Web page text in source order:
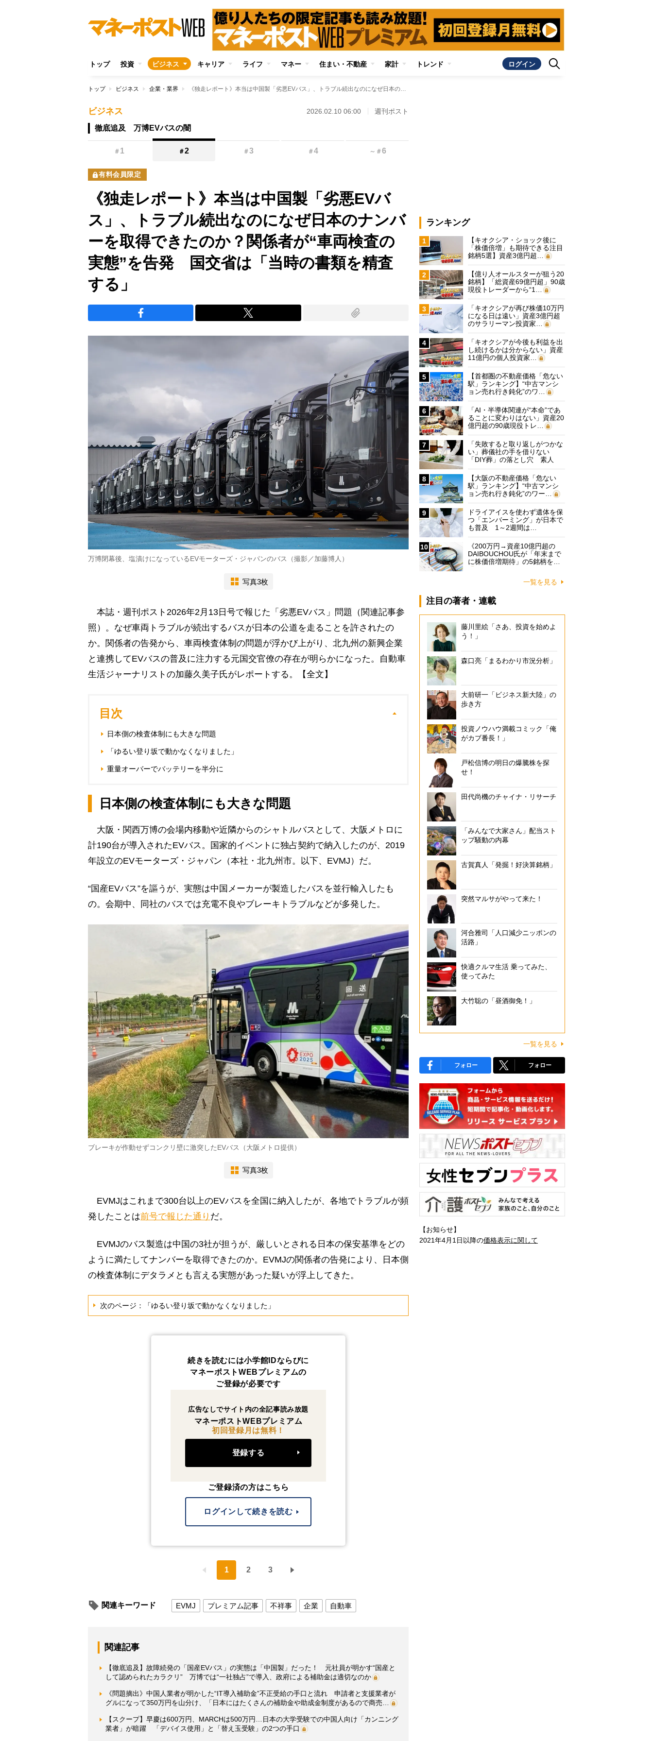
トップ 投資 ビジネス キャリア ライフ マネー 住まい・不動産 家計 トレンド ログイン
トップ ビジネス 企業・業界 《独走レポート》本当は中国製「劣悪EVバス」、トラブル続出なのになぜ日本のナンバーを取得できたのか？関係者が“車両検査の実態”を告発 国交省は「当時の書類を精査する」
ビジネス 2026.02.10 06:00 週刊ポスト
徹底追及 万博EVバスの闇
＃ 1 ＃2 ＃3 ＃4 ～ ＃6
有料会員限定
《独走レポート》本当は中国製「劣悪EVバ
ス」、トラブル続出なのになぜ日本のナンバ
ーを取得できたのか？関係者が“車両検査の
実態”を告発 国交省は「当時の書類を精査
する」
万博閉幕後、塩漬けになっているEVモーターズ・ジャパンのバス（撮影／加藤博人）
写真3枚
本誌・週刊ポスト2026年2月13日号で報じた「劣悪EVバス」問題（関連記事参
照）。なぜ車両トラブルが続出するバスが日本の公道を走ることを許されたの
か。関係者の告発から、車両検査体制の問題が浮かび上がり、北九州の新興企業
と連携してEVバスの普及に注力する元国交官僚の存在が明らかになった。自動車
生活ジャーナリストの加藤久美子氏がレポートする。【全文】
目次
日本側の検査体制にも大きな問題
「ゆるい登り坂で動かなくなりました」
重量オーバーでバッテリーを半分に
日本側の検査体制にも大きな問題
大阪・関西万博の会場内移動や近隣からのシャトルバスとして、大阪メトロに
計190台が導入されたEVバス。国家的イベントに独占契約で納入したのが、2019
年設立のEVモーターズ・ジャパン（本社・北九州市。以下、EVMJ）だ。
“国産EVバス”を謳うが、実態は中国メーカーが製造したバスを並行輸入したも
の。会期中、同社のバスでは充電不良やブレーキトラブルなどが多発した。
ブレーキが作動せずコンクリ壁に激突したEVバス（大阪メトロ提供）
写真3枚
EVMJはこれまで300台以上のEVバスを全国に納入したが、各地でトラブルが頻
発したことは前号で報じた通り だ。
EVMJのバス製造は中国の3社が担うが、厳しいとされる日本の保安基準をどの
ように満たしてナンバーを取得できたのか。EVMJの関係者の告発により、日本側
の検査体制にデタラメとも言える実態があった疑いが浮上してきた。
次のページ：「ゆるい登り坂で動かなくなりました」
続きを読むには小学館IDならびに
マネーポストWEBプレミアムの
ご登録が必要です
広告なしでサイト内の全記事読み放題
マネーポストWEBプレミアム
初回登録月は無料！
登録する
ご登録済の方はこちら
ログインして続きを読む
1 2 3
関連キーワード EVMJ プレミアム記事 不祥事 企業 自動車
関連記事
【徹底追及】故障続発の「国産EVバス」の実態は「中国製」だった！ 元社員が明かす“国産と
して認められたカラクリ” 万博では“一社独占”で導入、政府による補助金は適切なのか
《問題摘出》中国人業者が明かした“IT導入補助金”不正受給の手口と流れ 申請者と支援業者が
グルになって350万円を山分け、「日本にはたくさんの補助金や助成金制度があるので商売…
【スクープ】早慶は600万円、MARCHは500万円…日本の大学受験での中国人向け「カンニング
業者」が暗躍 「デバイス使用」と「替え玉受験」の2つの手口
ランキング
1
【キオクシア・ショック後に
「株価倍増」も期待できる注目
銘柄5選】資産3億円超…
2
【億り人オールスターが狙う20
銘柄】「総資産69億円超」90歳
現役トレーダーから“1…
3
「キオクシアが再び株価10万円
になる日は遠い」資産3億円超
のサラリーマン投資家…
4
「キオクシアが今後も利益を出
し続けるかは分からない」資産
11億円の個人投資家…
5
【首都圏の不動産価格「危ない
駅」ランキング】“中古マンシ
ョン売れ行き鈍化”のワ…
6
「AI・半導体関連が“本命”であ
ることに変わりはない」資産20
億円超の90歳現役トレ…
7
「失敗すると取り返しがつかな
い」葬儀社の手を借りない
「DIY葬」の落とし穴 素人
に…
8
【大阪の不動産価格「危ない
駅」ランキング】“中古マンシ
ョン売れ行き鈍化”のワー…
9
ドライアイスを使わず遺体を保
つ「エンバーミング」が日本で
も普及 1～2週間は…
10
《200万円→資産10億円超の
DAIBOUCHOU氏が「年末まで
に株価倍増期待」の5銘柄を…
一覧を見る
注目の著者・連載
藤川里絵「さあ、投資を始めよ
う！」
森口亮「まるわかり市況分析」
大前研一「ビジネス新大陸」の
歩き方
投資ノウハウ満載コミック「俺
がカブ番長！」
戸松信博の明日の爆騰株を探
せ！
田代尚機のチャイナ・リサーチ
「みんなで大家さん」配当スト
ップ騒動の内幕
古賀真人「発掘！好決算銘柄」
突然マルサがやって来た！
河合雅司「人口減少ニッポンの
活路」
快適クルマ生活 乗ってみた、
使ってみた
大竹聡の「昼酒御免！」
一覧を見る
フォロー フォロー
【お知らせ】
2021年4月1日以降の価格表示に関して